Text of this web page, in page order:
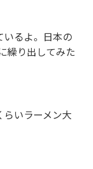
るよ。日本の
繰り出してみた
いラーメン大